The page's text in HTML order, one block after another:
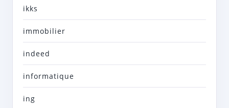
ikks
immobilier
indeed
informatique
ing